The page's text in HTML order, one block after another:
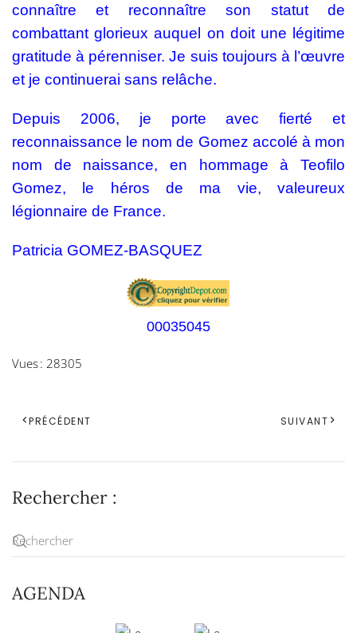
connaître et reconnaître son statut de
combattant glorieux auquel on doit une légitime
gratitude à pérenniser. Je suis toujours à l’œuvre
et je continuerai sans relâche.
Depuis 2006, je porte avec fierté et
reconnaissance le nom de Gomez accolé à mon
nom de naissance, en hommage à Teofilo
Gomez, le héros de ma vie, valeureux
légionnaire de France.
Patricia GOMEZ-BASQUEZ
00035045
Vues : 28305
PRÉCÉDENT SUIVANT
Rechercher :
AGENDA